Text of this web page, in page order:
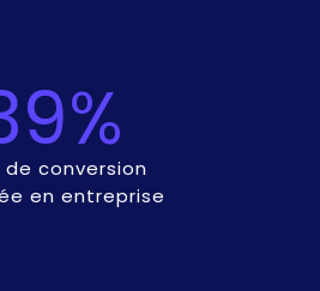
de conversion
en entreprise